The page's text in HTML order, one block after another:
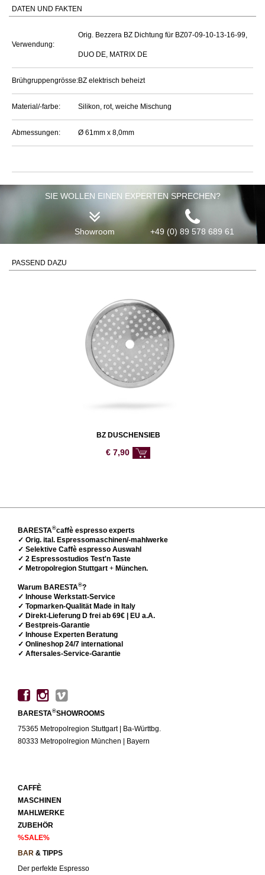
DATEN UND FAKTEN
Verwendung:
Orig. Bezzera BZ Dichtung für BZ07-09-10-13-16-99,
DUO DE, MATRIX DE
Brühgruppengrösse:BZ elektrisch beheizt
Material/-farbe: Silikon, rot, weiche Mischung
Abmessungen: Ø 61mm x 8,0mm
SIE WOLLEN EINEN EXPERTEN SPRECHEN?
Showroom +49 (0) 89 578 689 61
PASSEND DAZU
BZ DUSCHENSIEB
€ 7,90
BARESTA®caffè espresso experts
✓ Orig. ital. Espressomaschinen/-mahlwerke
✓ Selektive Caffè espresso Auswahl
✓ 2 Espressostudios Test'n Taste
✓ Metropolregion Stuttgart + München.
Warum BARESTA®?
✓ Inhouse Werkstatt-Service
✓ Topmarken-Qualität Made in Italy
✓ Direkt-Lieferung D frei ab 69€ | EU a.A.
✓ Bestpreis-Garantie
✓ Inhouse Experten Beratung
✓ Onlineshop 24/7 international
✓ Aftersales-Service-Garantie
BARESTA®SHOWROOMS
75365 Metropolregion Stuttgart | Ba-Württbg.
80333 Metropolregion München | Bayern
CAFFÈ
MASCHINEN
MAHLWERKE
ZUBEHÖR
%SALE%
BAR & TIPPS
Der perfekte Espresso